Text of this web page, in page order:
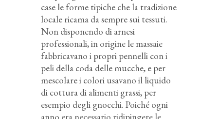
case le forme tipiche che la tradizione
locale ricama da sempre sui tessuti.
Non disponendo di arnesi
professionali, in origine le massaie
fabbricavano i propri pennelli con i
peli della coda delle mucche, e per
mescolare i colori usavano il liquido
di cottura di alimenti grassi, per
esempio degli gnocchi. Poiché ogni
anno era necessario ridipingere le